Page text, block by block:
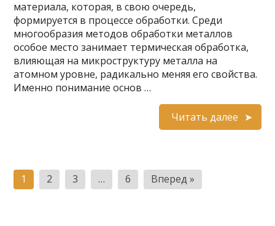
материала, которая, в свою очередь,
формируется в процессе обработки. Среди
многообразия методов обработки металлов
особое место занимает термическая обработка,
влияющая на микроструктуру металла на
атомном уровне, радикально меняя его свойства.
Именно понимание основ …
Читать далее
Пагинация
записей
1 2 3 … 6 Вперед »